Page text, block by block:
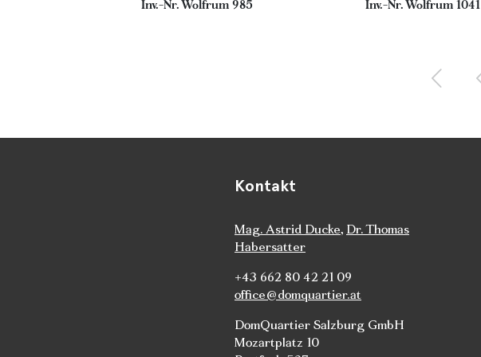
Inv.-Nr. Wolfrum 985
Inv.-Nr. Wolfrum 1041
Kontakt
Mag. Astrid Ducke, Dr. Thomas
Habersatter
+43 662 80 42 21 09
office@domquartier.at
DomQuartier Salzburg GmbH
Mozartplatz 10